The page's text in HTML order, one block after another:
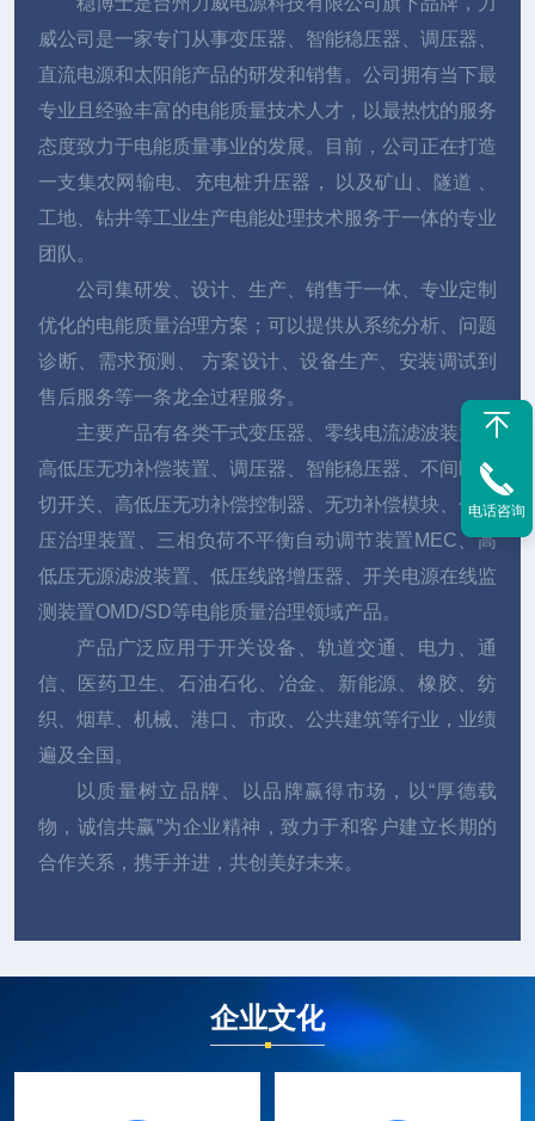
威公司是一家专门从事变压器、智能稳压器、调压器、
直流电源和太阳能产品的研发和销售。公司拥有当下最
专业且经验丰富的电能质量技术人才，以最热忱的服务
态度致力于电能质量事业的发展。目前，公司正在打造
一支集农网输电、充电桩升压器， 以及矿山、隧道 、
工地、钻井等工业生产电能处理技术服务于一体的专业
团队。
公司集研发、设计、生产、销售于一体、专业定制
优化的电能质量治理方案；可以提供从系统分析、问题
诊断、需求预测、 方案设计、设备生产、安装调试到
售后服务等一条龙全过程服务。
主要产品有各类干式变压器、零线电流滤波装置、
高低压无功补偿装置、调压器、智能稳压器、不间断投
切开关、高低压无功补偿控制器、无功补偿模块、低电
压治理装置、三相负荷不平衡自动调节装置MEC、高
低压无源滤波装置、低压线路增压器、开关电源在线监
测装置OMD/SD等电能质量治理领域产品。
产品广泛应用于开关设备、轨道交通、电力、通
信、医药卫生、石油石化、冶金、新能源、橡胶、纺
织、烟草、机械、港口、市政、公共建筑等行业，业绩
遍及全国。
以质量树立品牌、以品牌赢得市场，以“厚德载
物，诚信共赢”为企业精神，致力于和客户建立长期的
合作关系，携手并进，共创美好未来。
企业文化
电话咨询